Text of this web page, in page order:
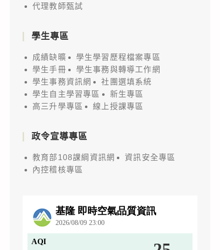
代理教師甄試
學生專區
成績缺曠
學生學習歷程檔案專區
學生手冊
學生事務與轉導工作網
學生事務資訊網
社團選填系統
學生自主學習專區
新生專區
高三升學專區
線上授課專區
政令宣導專區
教育部108課綱資訊網
資訊安全專區
內控稽核專區